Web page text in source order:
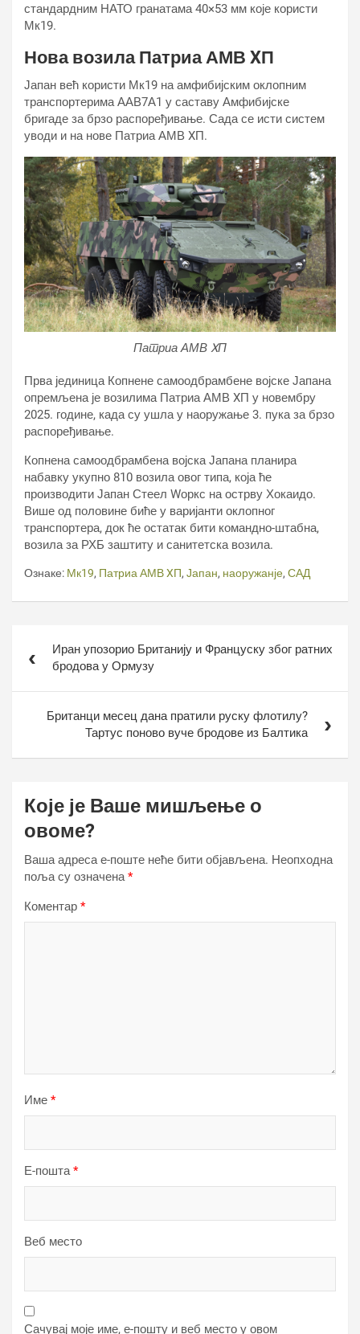
стандардним НАТО гранатама 40×53 мм које користи
Мк19.
Нова возила Патриа АМВ XП
Јапан већ користи Мк19 на амфибијским оклопним
транспортерима ААВ7А1 у саставу Амфибијске
бригаде за брзо распоређивање. Сада се исти систем
уводи и на нове Патриа АМВ XП.
Патриа АМВ XП
Прва јединица Копнене самоодбрамбене војске Јапана
опремљена је возилима Патриа АМВ XП у новембру
2025. године, када су ушла у наоружање 3. пука за брзо
распоређивање.
Копнена самоодбрамбена војска Јапана планира
набавку укупно 810 возила овог типа, која ће
производити Јапан Стеел Wоркс на острву Хокаидо.
Више од половине биће у варијанти оклопног
транспортера, док ће остатак бити командно-штабна,
возила за РХБ заштиту и санитетска возила.
Ознаке: Мк19, Патриа АМВ XП, Јапан, наоружанје, САД
чланкаИран упозорио Британију и Француску због ратних
бродова у Ормузу
Британци месец дана пратили руску флотилу?
Тартус поново вуче бродове из Балтика
Које је Ваше мишљење о
овоме?
Ваша адреса е-поште неће бити објављена. Неопходна
поља су означена*
Коментар *
Име *
Е-пошта*
Веб место
Сачувај моје име, е-пошту и веб место у овом